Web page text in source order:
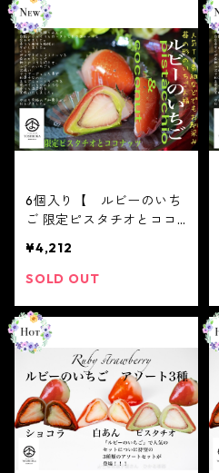
りがとう spring
春 イチゴ 大福 フルー
ツ大福 お取り寄せ テレ
ビで話題
6個入り【 ルビーのいち
ご 限定ピスタチオとココ
ビで話題3/16ノンストップ
放送されました！※配送日
ックス いちご DAIFUK
U ありがとう ２
０２１ spring 春 イチ
ゴ 大福 フルーツ大福
お取り寄せ テレビで話題
¥4,212
SOLD OUT